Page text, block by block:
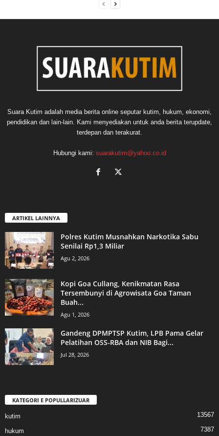
Suara Kutim adalah media berita online seputar kutim, hukum, ekonomi,
pendidikan dan lain-lain. Kami menyediakan untuk anda berita terupdate,
terdepan dan terakurat.
Hubungi kami: suarakutim@yahoo.co.id
ARTIKEL LAINNYA
Polres Kutim Musnahkan Narkotika Sabu
Senilai Rp1,3 Miliar
Agu 2, 2026
Kopi Goa Cullang, Kenikmatan Rasa
Tersembunyi di Agrowisata Goa Taman
Buah...
Agu 1, 2026
Gandeng DPMPTSP Kutim, LPB Pama Gelar
Pelatihan OSS-RBA dan NIB Bagi...
Jul 28, 2026
KATEGORI E POPULLARIZUAR
kutim 13567
hukum 7387